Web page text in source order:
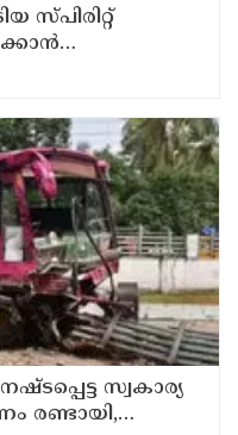
സ്പിരിറ്റ്
ഡെപ്യൂട്ടി
സ്വകാര്യ
രണ്ടായി,